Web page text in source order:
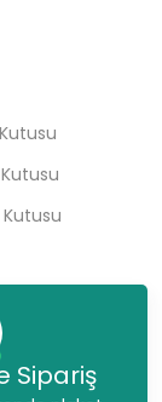
Sipariş